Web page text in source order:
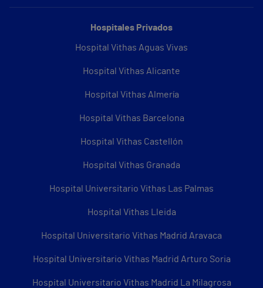
Hospitales Privados
Hospital Vithas Aguas Vivas
Hospital Vithas Alicante
Hospital Vithas Almería
Hospital Vithas Barcelona
Hospital Vithas Castellón
Hospital Vithas Granada
Hospital Universitario Vithas Las Palmas
Hospital Vithas Lleida
Hospital Universitario Vithas Madrid Aravaca
Hospital Universitario Vithas Madrid Arturo Soria
Hospital Universitario Vithas Madrid La Milagrosa